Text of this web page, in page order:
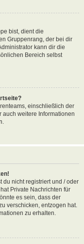
bist, dient die
Gruppenrang, der bei dir
kann dir die
Bereich selbst
einschließlich der
auch weitere Informationen
du nicht registriert und / oder
Private Nachrichten für
es sein, dass der
verschicken, entzogen hat.
zu erhalten.